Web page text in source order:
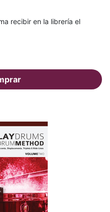
recibir en la librería el